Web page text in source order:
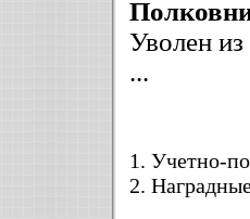
Уволен
...
1. Учетно-
2.